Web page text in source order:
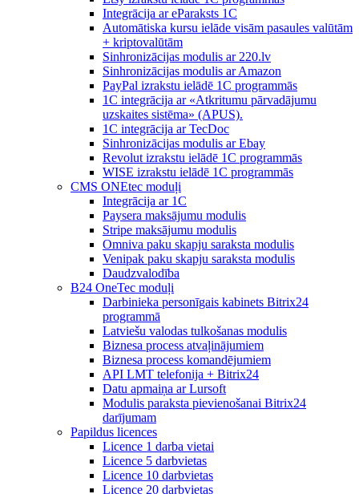
Integrācija ar eParaksts 1C
Automātiska kursu ielāde visām pasaules valūtām
+ kriptovalūtām
Sinhronizācijas modulis ar 220.lv
Sinhronizācijas modulis ar Amazon
PayPal izrakstu ielādē 1C programmās
1C integrācija ar «Atkritumu pārvadājumu
uzskaites sistēma» (APUS).
1C integrācija ar TecDoc
Sinhronizācijas modulis ar Ebay
Revolut izrakstu ielādē 1C programmās
WISE izrakstu ielādē 1C programmās
CMS ONEtec moduļi
Integrācija ar 1C
Paysera maksājumu modulis
Stripe maksājumu modulis
Omniva paku skapju saraksta modulis
Venipak paku skapju saraksta modulis
Daudzvalodība
B24 OneTec moduļi
Darbinieka personīgais kabinets Bitrix24
programmā
Latviešu valodas tulkošanas modulis
Biznesa process atvaļinājumiem
Biznesa process komandējumiem
API LMT telefonija + Bitrix24
Datu apmaiņa ar Lursoft
Modulis paraksta pievienošanai Bitrix24
darījumam
Papildus licences
Licence 1 darba vietai
Licence 5 darbvietas
Licence 10 darbvietas
Licence 20 darbvietas